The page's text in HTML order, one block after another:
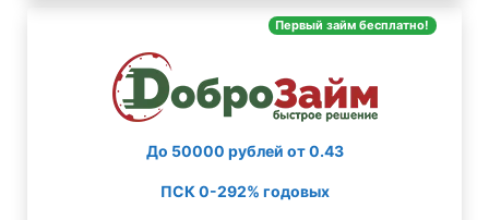
Первый займ бесплатно!
До 50000 рублей от 0.43
ПСК 0-292% годовых